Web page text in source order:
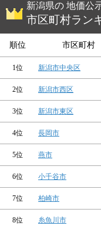
新潟県の 地価公
市区町村ラン
順位 市区町村
1位 新潟市中央区
2位 新潟市西区
3位 新潟市東区
4位 長岡市
5位 燕市
6位 小千谷市
7位 柏崎市
8位 糸魚川市